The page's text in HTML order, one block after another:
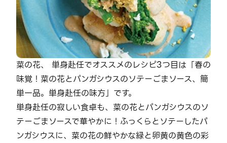
菜の花、 単身赴任でオススメのレシピ3つ目は「春の
味覚！菜の花とパンガシウスのソテーごまソース、簡
単一品。単身赴任の味方」です。
単身赴任の寂しい食卓も、菜の花とパンガシウスのソ
テーごまソースで華やかに！ふっくらとソテーしたパ
ンガシウスに、菜の花の鮮やかな緑と卵黄の黄色の彩